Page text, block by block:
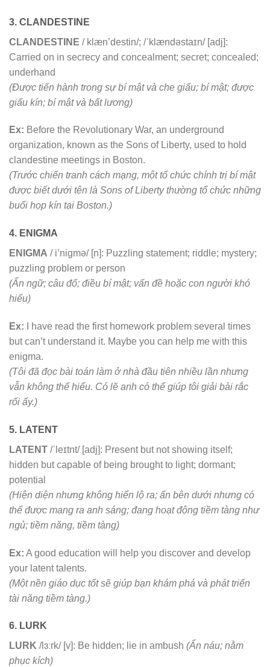
3. CLANDESTINE
CLANDESTINE / klæn’destin/; /ˈklændəstaɪn/ [adj]:
Carried on in secrecy and concealment; secret; concealed;
underhand
(Được tiến hành trong sự bí mật và che giấu; bí mật; được
giấu kín; bí mật và bất lương)
Ex: Before the Revolutionary War, an underground
organization, known as the Sons of Liberty, used to hold
clandestine meetings in Boston.
(Trước chiến tranh cách mạng, một tổ chức chính trị bí mật
được biết dưới tên là Sons of Liberty thường tổ chức những
buổi họp kín tại Boston.)
4. ENIGMA
ENIGMA / i’nigmə/ [n]: Puzzling statement; riddle; mystery;
puzzling problem or person
(Ẩn ngữ; câu đố; điều bí mật; vấn đề hoặc con người khó
hiểu)
Ex: I have read the first homework problem several times
but can’t understand it. Maybe you can help me with this
enigma.
(Tôi đã đọc bài toán làm ở nhà đầu tiên nhiều lần nhưng
vẫn không thể hiểu. Có lẽ anh có thể giúp tôi giải bài rắc
rối ấy.)
5. LATENT
LATENT /ˈleɪtnt/ [adj]: Present but not showing itself;
hidden but capable of being brought to light; dormant;
potential
(Hiện diện nhưng không hiển lộ ra; ẩn bên dưới nhưng có
thể được mang ra anh sáng; đang hoạt động tiềm tàng như
ngủ; tiềm năng, tiềm tàng)
Ex: A good education will help you discover and develop
your latent talents.
(Một nền giáo dục tốt sẽ giúp bạn khám phá và phát triển
tài năng tiềm tàng.)
6. LURK
LURK /lɜːrk/ [v]: Be hidden; lie in ambush (Ẩn náu; nằm
phục kích)